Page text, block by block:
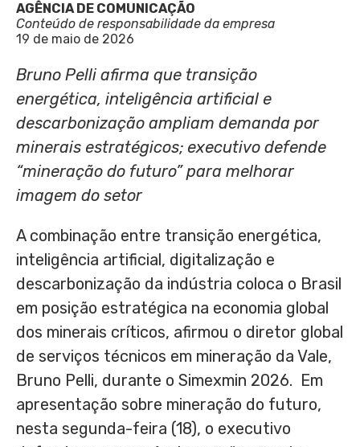
AGÊNCIA DE COMUNICAÇÃO
Conteúdo de responsabilidade da empresa
19 de maio de 2026
Bruno Pelli afirma que transição
energética, inteligência artificial e
descarbonização ampliam demanda por
minerais estratégicos; executivo defende
“mineração do futuro” para melhorar
imagem do setor
A combinação entre transição energética,
inteligência artificial, digitalização e
descarbonização da indústria coloca o Brasil
em posição estratégica na economia global
dos minerais críticos, afirmou o diretor global
de serviços técnicos em mineração da Vale,
Bruno Pelli, durante o Simexmin 2026. Em
apresentação sobre mineração do futuro,
nesta segunda-feira (18), o executivo